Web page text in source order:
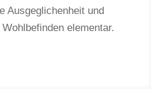
Ausgeglichenheit und
elementar.